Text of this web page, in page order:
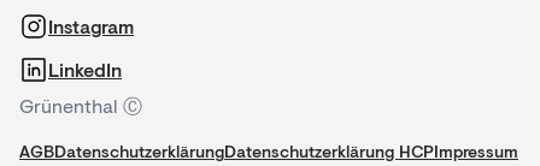
Instagram
LinkedIn
Grünenthal Ⓒ
AGBDatenschutzerklärungDatenschutzerklärung HCPImpressum